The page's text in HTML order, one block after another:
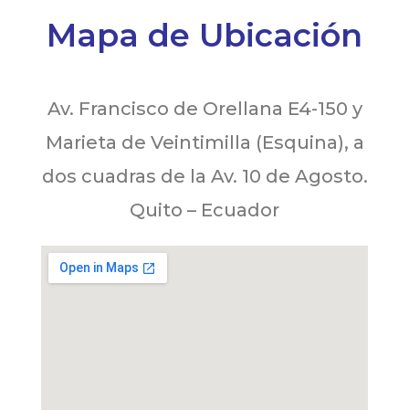
Mapa de Ubicación
Av. Francisco de Orellana E4-150 y
Marieta de Veintimilla (Esquina), a
dos cuadras de la Av. 10 de Agosto.
Quito – Ecuador